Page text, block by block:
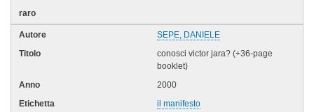
SEPE, DANIELE
conosci victor jara? (+36-page
booklet)
2000
il manifesto